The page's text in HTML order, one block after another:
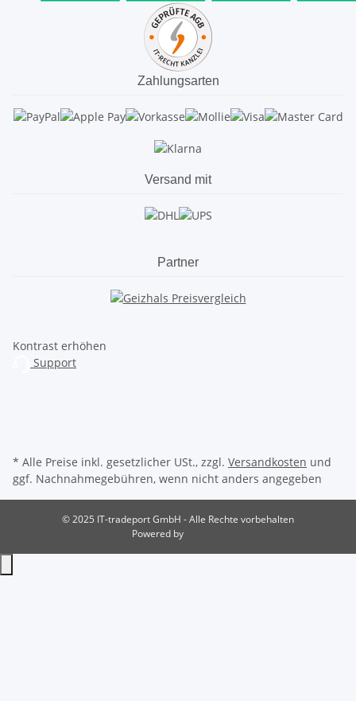
Zahlungsarten
Versand mit
Partner
Kontrast erhöhen
Support
* Alle Preise inkl. gesetzlicher USt., zzgl. Versandkosten und
ggf. Nachnahmegebühren, wenn nicht anders angegeben
© 2025 IT-tradeport GmbH - Alle Rechte vorbehalten
Powered by